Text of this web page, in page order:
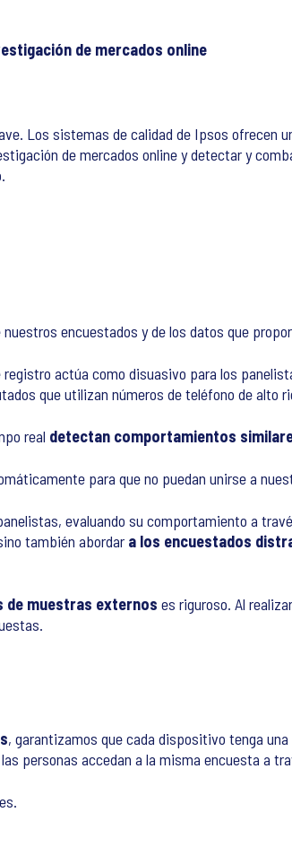
de mercados online
Los sistemas de calidad de Ipsos
de mercados online y detectar y
encuestados y de los datos que
registro actúa como disuasivo para los
que utilizan números de teléfono de alto
real detectan comportamientos
para que no puedan unirse a
evaluando su comportamiento a
también abordar a los encuestados
de muestras externos es riguroso. Al
, garantizamos que cada dispositivo tenga
personas accedan a la misma encuesta a